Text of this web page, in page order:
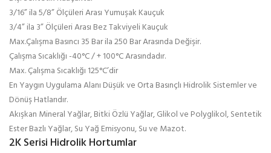
3/16” ila 5/8” Ölçüleri Arası Yumuşak Kauçuk
3/4” ila 3” Ölçüleri Arası Bez Takviyeli Kauçuk
Max.Çalışma Basıncı 35 Bar ila 250 Bar Arasında Değişir.
Çalışma Sıcaklığı -40°C / + 100°C Arasındadır.
Max. Çalışma Sıcaklığı 125°C’dir
En Yaygın Uygulama Alanı Düşük ve Orta Basınçlı Hidrolik Sistemler ve
Dönüş Hatlarıdır.
Akışkan Mineral Yağlar, Bitki Özlü Yağlar, Glikol ve Polyglikol, Sentetik
Ester Bazlı Yağlar, Su Yağ Emisyonu, Su ve Mazot.
2K Serisi Hidrolik Hortumlar